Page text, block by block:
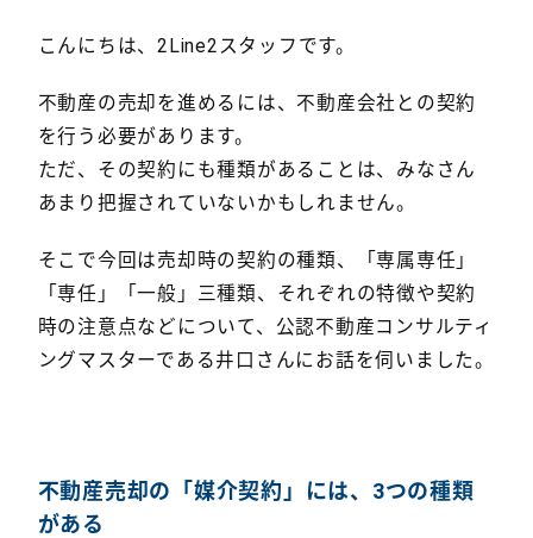
こんにちは、2Line2スタッフです。
不動産の売却を進めるには、不動産会社との契約
を行う必要があります。
ただ、その契約にも種類があることは、みなさん
あまり把握されていないかもしれません。
そこで今回は売却時の契約の種類、「専属専任」
「専任」「一般」三種類、それぞれの特徴や契約
時の注意点などについて、公認不動産コンサルティ
ングマスターである井口さんにお話を伺いました。
不動産売却の「媒介契約」には、3つの種類
がある